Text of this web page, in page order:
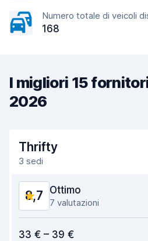
Numero totale di veicoli
168
I migliori 15
2026
Thrifty
3 sedi
8,7 Ottimo
7 valutazioni
33 € – 39 €